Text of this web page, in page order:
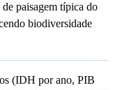
paisagem típica do
biodiversidade
(IDH por ano, PIB